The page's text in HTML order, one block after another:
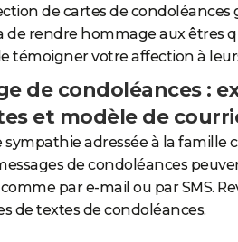
de cartes de condoléances
de rendre hommage aux êtres
témoigner votre affection à
de condoléances :
et modèle de
sympathie adressée à la famille
de condoléances
par e-mail ou par SMS.
de textes de condoléances.